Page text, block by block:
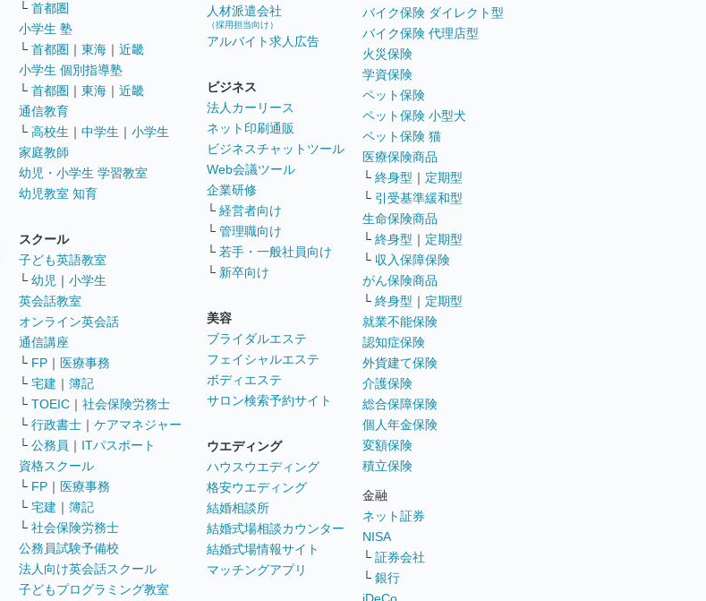
└ 首都圏
小学生 塾
└ 首都圏 ｜ 東海 ｜ 近畿
小学生 個別指導塾
└ 首都圏 ｜ 東海 ｜ 近畿
通信教育
└ 高校生 ｜ 中学生 ｜ 小学生
家庭教師
幼児・小学生 学習教室
幼児教室 知育
スクール
子ども英語教室
└ 幼児 ｜ 小学生
英会話教室
オンライン英会話
通信講座
└ FP ｜ 医療事務
└ 宅建 ｜ 簿記
└ TOEIC ｜ 社会保険労務士
└ 行政書士 ｜ ケアマネジャー
└ 公務員 ｜ ITパスポート
資格スクール
└ FP ｜ 医療事務
└ 宅建 ｜ 簿記
└ 社会保険労務士
公務員試験予備校
法人向け英会話スクール
子どもプログラミング教室
人材派遣会社
（採用担当向け）
アルバイト求人広告
ビジネス
法人カーリース
ネット印刷通販
ビジネスチャットツール
Web会議ツール
企業研修
└ 経営者向け
└ 管理職向け
└ 若手・一般社員向け
└ 新卒向け
美容
ブライダルエステ
フェイシャルエステ
ボディエステ
サロン検索予約サイト
ウエディング
ハウスウエディング
格安ウエディング
結婚相談所
結婚式場相談カウンター
結婚式場情報サイト
マッチングアプリ
バイク保険 ダイレクト型
バイク保険 代理店型
火災保険
学資保険
ペット保険
ペット保険 小型犬
ペット保険 猫
医療保険商品
└ 終身型 ｜ 定期型
└ 引受基準緩和型
生命保険商品
└ 終身型 ｜ 定期型
└ 収入保障保険
がん保険商品
└ 終身型 ｜ 定期型
就業不能保険
認知症保険
外貨建て保険
介護保険
総合保障保険
個人年金保険
変額保険
積立保険
金融
ネット証券
NISA
└ 証券会社
└ 銀行